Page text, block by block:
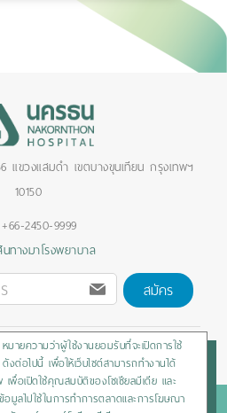
ขวงแสมดำ เขตบางขุนเทียน กรุงเทพฯ
10150
+66-2450-9999
นทางมาโรงพยาบาล
สมัคร
Policy/Sitemap/สิทธิผู้ป่วย
Hospital. All rights reserved
ยความว่าผู้ใช้งานยอมรับที่จะเปิดการใช้
ต่อไปนี้ เพื่อให้เว็บไซต์สามารถทำงานได้
พื่อเปิดใช้คุณสมบัติของโซเชียลมีเดีย และ
อมูลไปใช้ในการทำการตลาดและการโฆษณา